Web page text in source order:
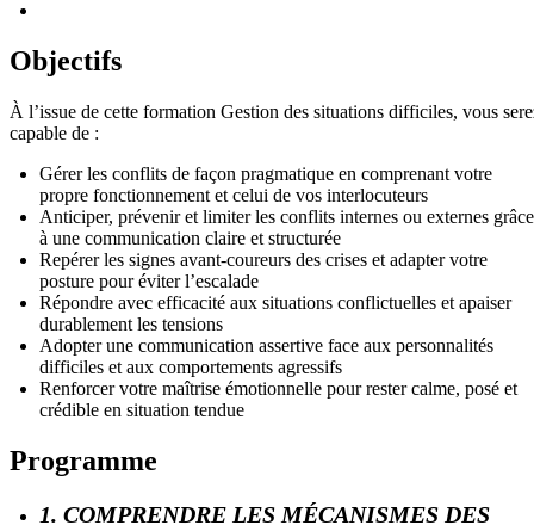
Objectifs
À l’issue de cette formation Gestion des situations difficiles, vous
capable de :
Gérer les conflits de façon pragmatique en comprenant votre
propre fonctionnement et celui de vos interlocuteurs
Anticiper, prévenir et limiter les conflits internes ou externes grâce
à une communication claire et structurée
Repérer les signes avant-coureurs des crises et adapter votre
posture pour éviter l’escalade
Répondre avec efficacité aux situations conflictuelles et apaiser
durablement les tensions
Adopter une communication assertive face aux personnalités
difficiles et aux comportements agressifs
Renforcer votre maîtrise émotionnelle pour rester calme, posé et
crédible en situation tendue
Programme
1. COMPRENDRE LES MÉCANISMES DES